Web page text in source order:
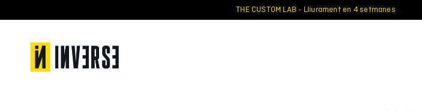
to
THE CUSTOM LAB - Lliurament en 4 setmanes